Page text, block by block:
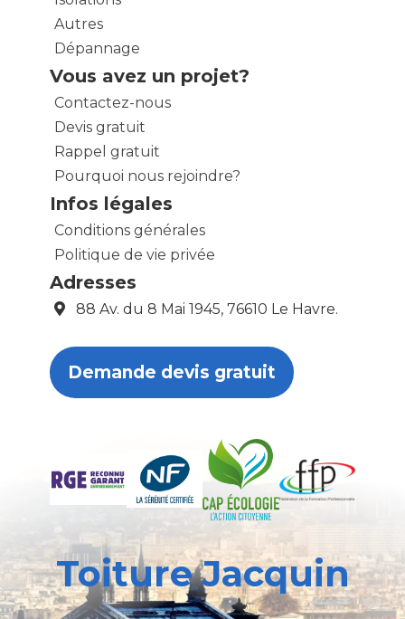
Autres
Dépannage
Vous avez un projet?
Contactez-nous
Devis gratuit
Rappel gratuit
Pourquoi nous rejoindre?
Infos légales
Conditions générales
Politique de vie privée
Adresses
88 Av. du 8 Mai 1945, 76610 Le Havre.
Demande devis gratuit
Toiture Jacquin